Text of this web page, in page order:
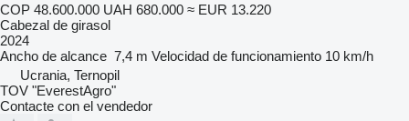
COP 48.600.000 UAH 680.000 ≈ EUR 13.220
Cabezal de girasol
2024
Ancho de alcance 7,4 m Velocidad de funcionamiento 10 km/h
Ucrania, Ternopil
TOV "EverestAgro"
Contacte con el vendedor